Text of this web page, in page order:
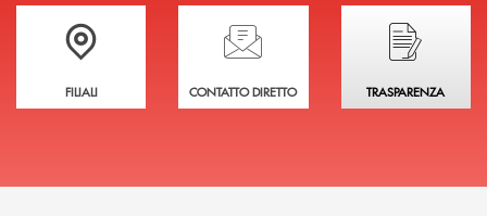
Trova la filiale più vicina a te
FILIALI
Hai bisogno di assistenza immediata?
CONTATTO DIRETTO
Hai bisogno di
TRASPARENZA